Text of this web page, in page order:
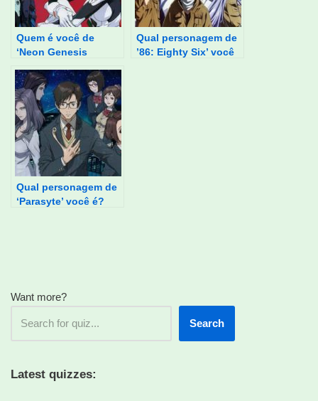
Quem é você de
‘Neon Genesis
Qual personagem de
’86: Eighty Six’ você
Qual personagem de
‘Parasyte’ você é?
Want more?
Search
Latest quizzes: